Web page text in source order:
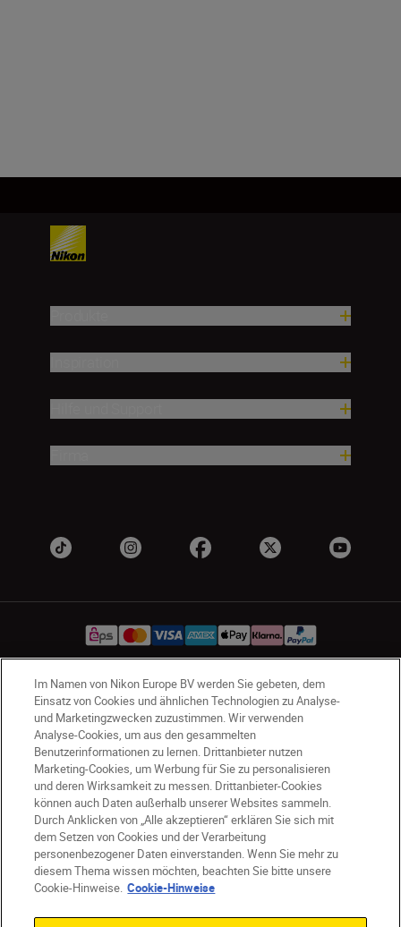
AT Nikon Sites
Kontaktieren Sie uns
Datenschutzhinweis
Nutzungsbedingungen
Geschäftsbedingungen des Nikon Stores
Cookie-Hinweise
Barrierefreiheit
Cookie-Einstellungen
© 2026 Nikon
Im Namen von Nikon Europe BV werden Sie gebeten, dem
Einsatz von Cookies und ähnlichen Technologien zu Analyse-
und Marketingzwecken zuzustimmen. Wir verwenden
Analyse-Cookies, um aus den gesammelten
Benutzerinformationen zu lernen. Drittanbieter nutzen
Marketing-Cookies, um Werbung für Sie zu personalisieren
und deren Wirksamkeit zu messen. Drittanbieter-Cookies
können auch Daten außerhalb unserer Websites sammeln.
Durch Anklicken von „Alle akzeptieren“ erklären Sie sich mit
dem Setzen von Cookies und der Verarbeitung
personenbezogener Daten einverstanden. Wenn Sie mehr zu
diesem Thema wissen möchten, beachten Sie bitte unsere
Cookie-Hinweise. Cookie-Hinweise